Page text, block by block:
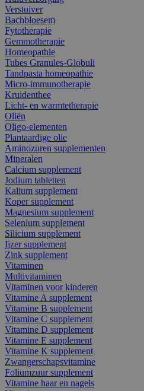
Verstuiver
Bachbloesem
Fytotherapie
Gemmotherapie
Homeopathie
Tubes Granules-Globuli
Tandpasta homeopathie
Micro-immunotherapie
Kruidenthee
Licht- en warmtetherapie
Oliën
Oligo-elementen
Plantaardige olie
Aminozuren supplementen
Mineralen
Calcium supplement
Jodium tabletten
Kalium supplement
Koper supplement
Magnesium supplement
Selenium supplement
Silicium supplement
Ijzer supplement
Zink supplement
Vitaminen
Multivitaminen
Vitaminen voor kinderen
Vitamine A supplement
Vitamine B supplement
Vitamine C supplement
Vitamine D supplement
Vitamine E supplement
Vitamine K supplement
Zwangerschapsvitamine
Foliumzuur supplement
Vitamine haar en nagels